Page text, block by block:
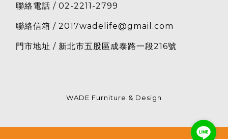
聯絡電話 / 02-2211-2799
聯絡信箱 / 2017wadelife@gmail.com
門市地址 / 新北市五股區成泰路一段216號
WADE Furniture & Design